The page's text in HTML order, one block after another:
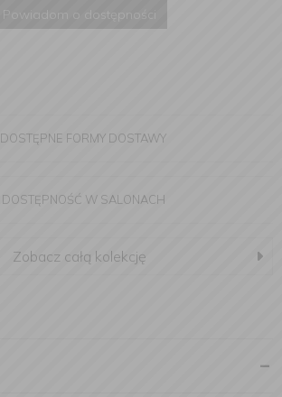
Powiadom o dostępności
DOSTĘPNE FORMY DOSTAWY
DOSTĘPNOŚĆ W SALONACH
Zobacz całą kolekcję